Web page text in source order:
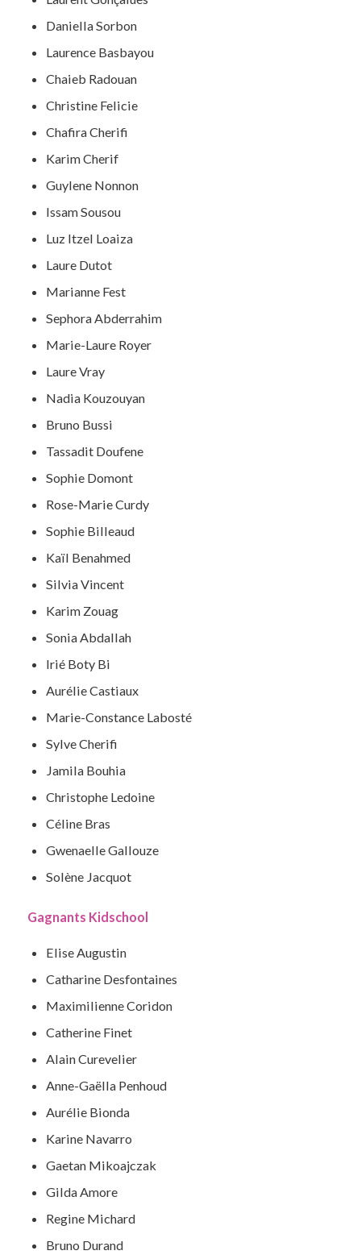
Daniella Sorbon
Laurence Basbayou
Chaieb Radouan
Christine Felicie
Chafira Cherifi
Karim Cherif
Guylene Nonnon
Issam Sousou
Luz Itzel Loaiza
Laure Dutot
Marianne Fest
Sephora Abderrahim
Marie-Laure Royer
Laure Vray
Nadia Kouzouyan
Bruno Bussi
Tassadit Doufene
Sophie Domont
Rose-Marie Curdy
Sophie Billeaud
Kaïl Benahmed
Silvia Vincent
Karim Zouag
Sonia Abdallah
Irié Boty Bi
Aurélie Castiaux
Marie-Constance Labosté
Sylve Cherifi
Jamila Bouhia
Christophe Ledoine
Céline Bras
Gwenaelle Gallouze
Solène Jacquot
Gagnants Kidschool
Elise Augustin
Catharine Desfontaines
Maximilienne Coridon
Catherine Finet
Alain Curevelier
Anne-Gaëlla Penhoud
Aurélie Bionda
Karine Navarro
Gaetan Mikoajczak
Gilda Amore
Regine Michard
Bruno Durand